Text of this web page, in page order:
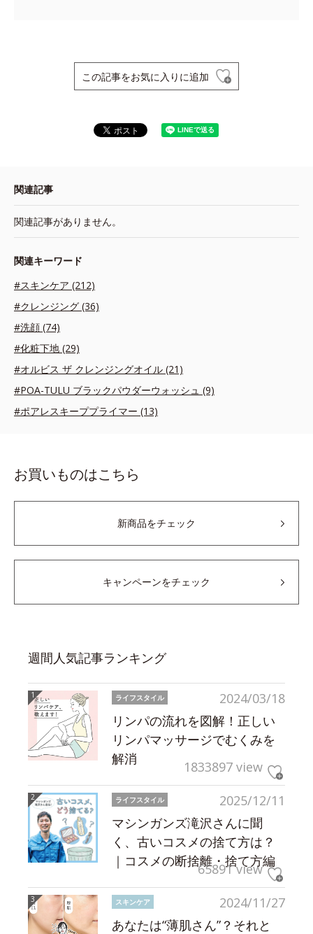
この記事をお気に入りに追加
関連記事
関連記事がありません。
関連キーワード
#スキンケア (212)
#クレンジング (36)
#洗顔 (74)
#化粧下地 (29)
#オルビス ザ クレンジングオイル (21)
#POA-TULU ブラックパウダーウォッシュ (9)
#ポアレスキーププライマー (13)
お買いものはこちら
新商品をチェック
キャンペーンをチェック
週間人気記事ランキング
2024/03/18
ライフスタイル
リンパの流れを図解！正しい
リンパマッサージでむくみを
解消
1833897 view
2025/12/11
ライフスタイル
マシンガンズ滝沢さんに聞
く、古いコスメの捨て方は？
｜コスメの断捨離・捨て方編
65891 view
2024/11/27
スキンケア
あなたは“薄肌さん”？それと